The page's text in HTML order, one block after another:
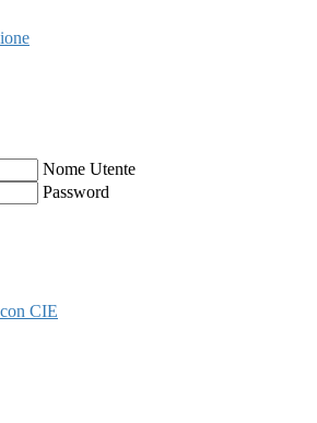
Nome Utente
Password
CIE